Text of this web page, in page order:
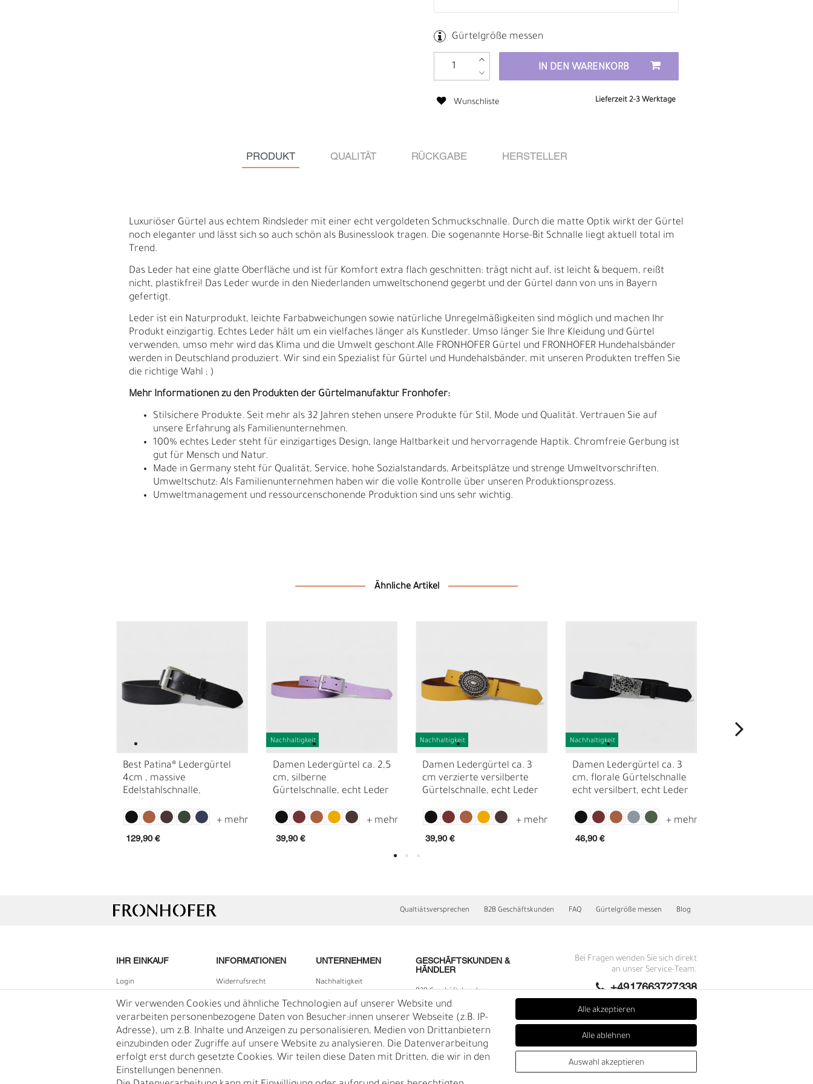
R
S
E
Ä
N
I
N
E
I
Gürtelgröße messen
IN DEN WARENKORB
Wunschliste Lieferzeit 2-3 Werktage
PRODUKT QUALITÄT RÜCKGABE HERSTELLER
Luxuriöser Gürtel aus echtem Rindsleder mit einer echt vergoldeten Schmuckschnalle. Durch die matte Optik wirkt der Gürtel
noch eleganter und lässt sich so auch schön als Businesslook tragen. Die sogenannte Horse-Bit Schnalle liegt aktuell total im
Trend.
Das Leder hat eine glatte Oberfläche und ist für Komfort extra flach geschnitten: trägt nicht auf, ist leicht & bequem, reißt
nicht, plastikfrei! Das Leder wurde in den Niederlanden umweltschonend gegerbt und der Gürtel dann von uns in Bayern
gefertigt.
Leder ist ein Naturprodukt, leichte Farbabweichungen sowie natürliche Unregelmäßigkeiten sind möglich und machen Ihr
Produkt einzigartig. Echtes Leder hält um ein vielfaches länger als Kunstleder. Umso länger Sie Ihre Kleidung und Gürtel
verwenden, umso mehr wird das Klima und die Umwelt geschont.Alle FRONHOFER Gürtel und FRONHOFER Hundehalsbänder
werden in Deutschland produziert. Wir sind ein Spezialist für Gürtel und Hundehalsbänder, mit unseren Produkten treffen Sie
die richtige Wahl ; )
Mehr Informationen zu den Produkten der Gürtelmanufaktur Fronhofer:
Stilsichere Produkte. Seit mehr als 32 Jahren stehen unsere Produkte für Stil, Mode und Qualität. Vertrauen Sie auf
unsere Erfahrung als Familienunternehmen.
100% echtes Leder steht für einzigartiges Design, lange Haltbarkeit und hervorragende Haptik. Chromfreie Gerbung ist
gut für Mensch und Natur.
Made in Germany steht für Qualität, Service, hohe Sozialstandards, Arbeitsplätze und strenge Umweltvorschriften.
Umweltschutz: Als Familienunternehmen haben wir die volle Kontrolle über unseren Produktionsprozess.
Umweltmanagement und ressourcenschonende Produktion sind uns sehr wichtig.
Ähnliche Artikel
Best Patina® Ledergürtel
4cm , massive
Edelstahlschnalle,
129,90 €
Nachhaltigkeit
Damen Ledergürtel ca. 2,5
cm, silberne
Gürtelschnalle, echt Leder
39,90 €
Nachhaltigkeit
Damen Ledergürtel ca. 3
cm verzierte versilberte
Gürtelschnalle, echt Leder
39,90 €
Nachhaltigkeit
Damen Ledergürtel ca. 3
cm, florale Gürtelschnalle
echt versilbert, echt Leder
46,90 €
Qualtiätsversprechen B2B Geschäftskunden FAQ Gürtelgröße messen Blog
IHR EINKAUF
Login
B2B Login
Registrieren
Wunschliste
Warenkorb
Kasse
INFORMATIONEN
Widerrufs­recht
Impressum
Daten­schutz­erklärung
AGB
Blog
Vertrag
UNTERNEHMEN
Nachhaltigkeit
Kontakt
Über uns
Rückgabe
Gürtelgröße messen
GESCHÄFTSKUNDEN &
HÄNDLER
B2B Geschäftskunden
Bei Fragen wenden Sie sich direkt
an unser Service-Team.
+4917663727338
Montag - Freitag, 09:00 - 14:00
info@fronhofer.com
Gürtelmanufaktur Fronhofer,
93053 Regensburg, Nelkenweg 3b
Wir verwenden Cookies und ähnliche Technologien auf unserer Website und
verarbeiten personenbezogene Daten von Besucher:innen unserer Webseite (z.B. IP-
Adresse), um z.B. Inhalte und Anzeigen zu personalisieren, Medien von Drittanbietern
einzubinden oder Zugriffe auf unsere Website zu analysieren. Die Datenverarbeitung
erfolgt erst durch gesetzte Cookies. Wir teilen diese Daten mit Dritten, die wir in den
Einstellungen benennen.
Alle akzeptieren
Alle ablehnen
Auswahl akzeptieren